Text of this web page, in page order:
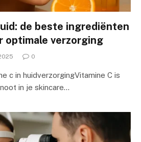
de beste ingrediënten
optimale verzorging
0
c in huidverzorgingVitamine C is
in je skincare…